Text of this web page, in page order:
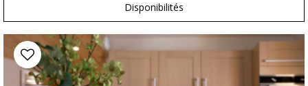
Disponibilités